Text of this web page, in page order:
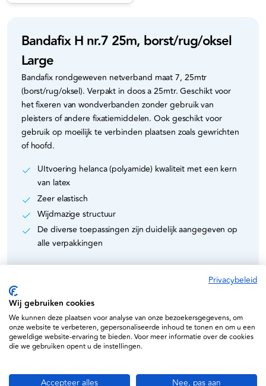
Bandafix H nr.7 25m, borst/rug/oksel
Large
Bandafix rondgeweven netverband maat 7, 25mtr
(borst/rug/oksel). Verpakt in doos a 25mtr. Geschikt voor
het fixeren van wondverbanden zonder gebruik van
pleisters of andere fixatiemiddelen. Ook geschikt voor
gebruik op moeilijk te verbinden plaatsen zoals gewrichten
of hoofd.
UItvoering helanca (polyamide) kwaliteit met een kern
van latex
Zeer elastisch
Wijdmazige structuur
De diverse toepassingen zijn duidelijk aangegeven op
alle verpakkingen
Specificaties
Palmedic
Privacybeleid
Wij gebruiken cookies
We kunnen deze plaatsen voor analyse van onze bezoekersgegevens, om
onze website te verbeteren, gepersonaliseerde inhoud te tonen en om u een
geweldige website-ervaring te bieden. Voor meer informatie over de cookies
die we gebruiken opent u de instellingen.
Accepteer alles Nee, pas aan